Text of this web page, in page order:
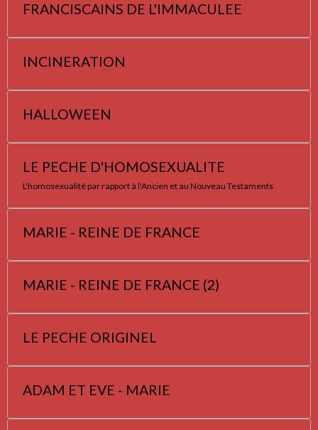
FRANCISCAINS DE L'IMMACULEE
INCINERATION
HALLOWEEN
LE PECHE D'HOMOSEXUALITE
L'homosexualité par rapport à l'Ancien et au Nouveau Testaments
MARIE - REINE DE FRANCE
MARIE - REINE DE FRANCE (2)
LE PECHE ORIGINEL
ADAM ET EVE - MARIE